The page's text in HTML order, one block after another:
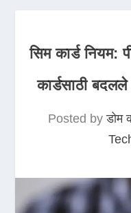
सिम कार्ड
कार्डसाठी बदलले
Posted byडोम